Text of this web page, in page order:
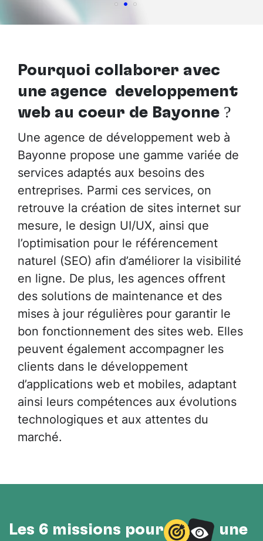
Pourquoi collaborer avec
une agence développement
web au cœur de Bayonne ?
Une agence de développement web à
Bayonne propose une gamme variée de
services adaptés aux besoins des
entreprises. Parmi ces services, on
retrouve la création de sites internet sur
mesure, le design UI/UX, ainsi que
l’optimisation pour le référencement
naturel (SEO) afin d’améliorer la visibilité
en ligne. De plus, les agences offrent
des solutions de maintenance et des
mises à jour régulières pour garantir le
bon fonctionnement des sites web. Elles
peuvent également accompagner les
clients dans le développement
d’applications web et mobiles, adaptant
ainsi leurs compétences aux évolutions
technologiques et aux attentes du
marché.
Les 6 missions pour
une